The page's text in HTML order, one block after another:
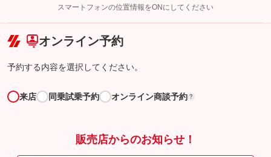
こちら
スマートフォンの位置情報をONにしてください
オンライン予約
予約する内容を選択してください。
来店 同乗試乗予約 オンライン商談予約 ?
販売店からのお知らせ！